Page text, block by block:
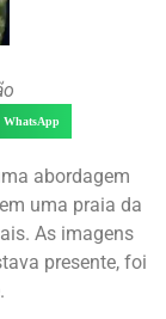
WhatsApp
abordagem
uma praia da
As imagens
presente, foi